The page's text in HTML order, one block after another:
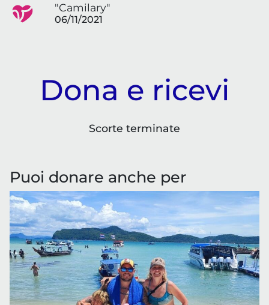
"Camilary"
06/11/2021
Dona e ricevi
Scorte terminate
Puoi donare anche per